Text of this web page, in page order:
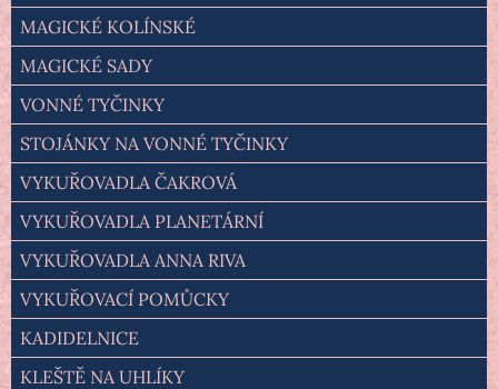
MAGICKÉ KOLÍNSKÉ
MAGICKÉ SADY
VONNÉ TYČINKY
STOJÁNKY NA VONNÉ TYČINKY
VYKUŘOVADLA ČAKROVÁ
VYKUŘOVADLA PLANETÁRNÍ
VYKUŘOVADLA ANNA RIVA
VYKUŘOVACÍ POMŮCKY
KADIDELNICE
KLEŠTĚ NA UHLÍKY